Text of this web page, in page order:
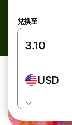
兌換至
USD